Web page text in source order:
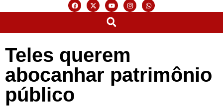
Teles querem
abocanhar patrimônio
público